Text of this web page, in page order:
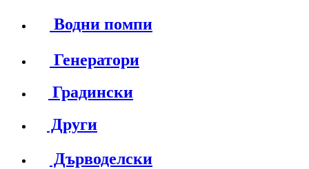
Водни помпи
Генератори
Градински
Други
Дърводелски